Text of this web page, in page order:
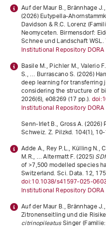
Auf der Maur B., Brännhage
(2026)Eutypella-
Davidson & R.C. Lorenz
Neomyceten. Birmensdorf:
Schnee und Landschaft WSL.
Institutional Repository DORA
Basile M., Pichler M., Valerio
S., … Burrascano S. (2026)
deep learning for
considering the structure of
2026(6), e08269 (17 pp.).
Institutional Repository DORA
Senn-Irlet B., Gross A.
Schweiz. Z. Pilzkd. 104(1),
Adde A., Rey P.L., Külling N.,
M.R., … Altermatt F. (2025)
of >7,500 modelled species
Switzerland. Sci. Data.12,
doi:10.1038/s41597-025-
Institutional Repository DORA
Auf der Maur B., Brännhage
Zitronenseitling und die
citrinopileatusSinger